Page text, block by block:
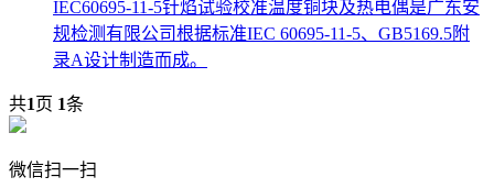
IEC60695-11-5针焰试验校准温度铜块及热电偶是广东安
规检测有限公司根据标准IEC 60695-11-5、GB5169.5附
录A设计制造而成。
共1页 1条
微信扫一扫